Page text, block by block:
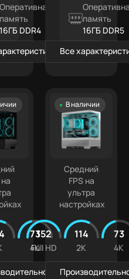
Оперативная
16ГБ DDR4
память
16ГБ DDR5
Все
73
4K
в играх
В наличии
Средний
FPS на
ультра
настройках
152
Full HD
114
2K
73
4K